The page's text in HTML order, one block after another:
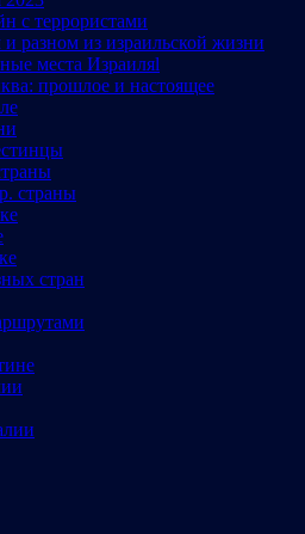
с террористами
разном из израильской жизни
места Израиляl
прошлое и настоящее
страны
стран